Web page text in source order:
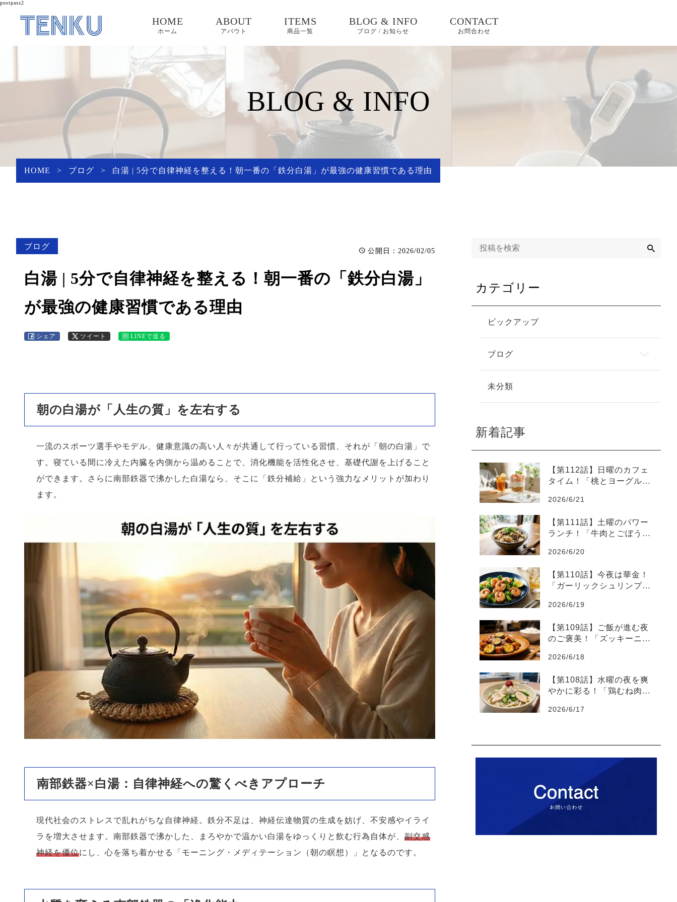
postpass2
HOME
ホーム
ABOUT
アバウト
ITEMS
商品一覧
BLOG & INFO
ブログ / お知らせ
お知らせ
ピックアップ
CONTACT
お問合わせ
BLOG & INFO
HOME > ブログ > 白湯 | 5分で自律神経を整える！朝一番の「鉄分白湯」が最強の健康習慣である理由
ブログ
公開日 ：2026/02/05
白湯 | 5分で自律神経を整える！朝一番の「鉄分白湯」
が最強の健康習慣である理由
シェア ツイート LINEで送る
朝の白湯が「人生の質」を左右する
一流のスポーツ選手やモデル、健康意識の高い人々が共通して行っている習慣、それが「朝の白湯」で
す。寝ている間に冷えた内臓を内側から温めることで、消化機能を活性化させ、基礎代謝を上げること
ができます。さらに南部鉄器で沸かした白湯なら、そこに「鉄分補給」という強力なメリットが加わり
ます。
南部鉄器×白湯：自律神経への驚くべきアプローチ
現代社会のストレスで乱れがちな自律神経。鉄分不足は、神経伝達物質の生成を妨げ、不安感やイライ
ラを増大させます。南部鉄器で沸かした、まろやかで温かい白湯をゆっくりと飲む行為自体が、 副交感
神経を優位にし、心を落ち着かせる「モーニング・メディテーション（朝の瞑想）」となるのです。
カテゴリー
ピックアップ
ブログ
未分類
新着記事
【第112話】日曜のカフェ
タイム！「桃とヨーグルト
2026/6/21
【第111話】土曜のパワー
ランチ！「牛肉とごぼうの
2026/6/20
【第110話】今夜は華金！
「ガーリックシュリンプと
め」
2026/6/19
【第109話】ご飯が進む夜
のご褒美！「ズッキーニと
2026/6/18
【第108話】水曜の夜を爽
やかに彩る！「鶏むね肉と
2026/6/17